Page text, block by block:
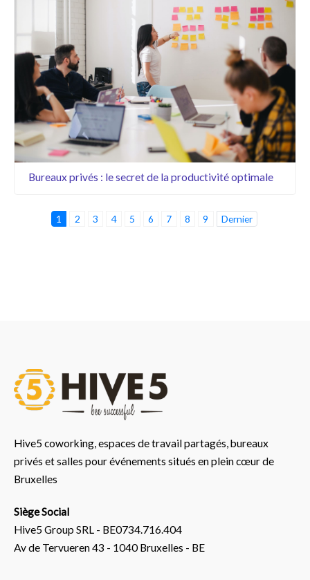
Bureaux privés : le secret de la productivité optimale
1 2 3 4 5 6 7 8 9 Dernier
Hive5 coworking, espaces de travail partagés, bureaux
privés et salles pour événements situés en plein cœur de
Bruxelles
Siège Social
Hive5 Group SRL - BE0734.716.404
Av de Tervueren 43 - 1040 Bruxelles - BE